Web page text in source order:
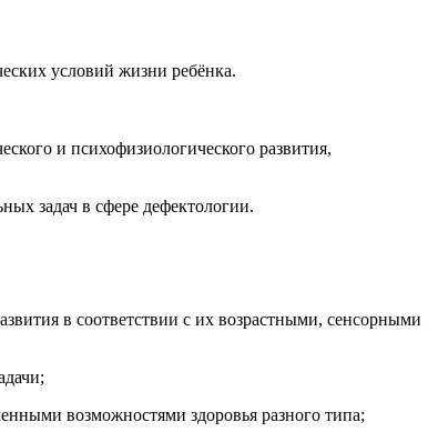
условий жизни ребёнка.
и психофизиологического развития,
задач в сфере дефектологии.
в соответствии с их возрастными, сенсорными
возможностями здоровья разного типа;